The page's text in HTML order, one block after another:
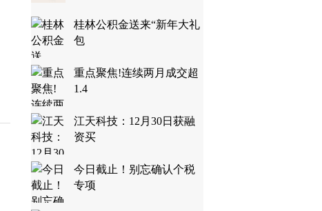
桂林公积金送来“新年大礼
包
重点聚焦!连续两月成交超
1.4
江天科技：12月30日获融
资买
今日截止！别忘确认个税
专项